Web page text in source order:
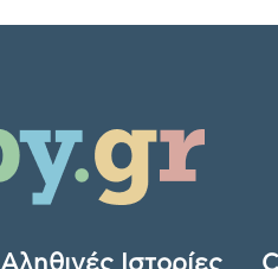
Αληθινές Ιστορίες